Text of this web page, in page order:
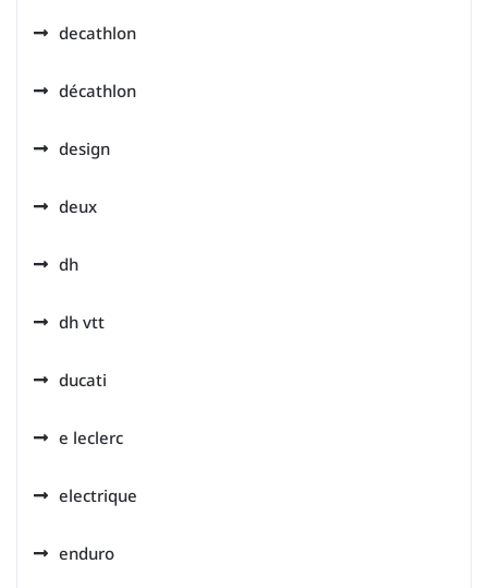
decathlon
décathlon
design
deux
dh
dh vtt
ducati
e leclerc
electrique
enduro